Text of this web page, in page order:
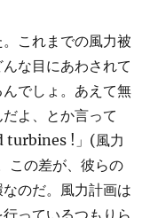
これまでの風力被
な目にあわされて
でしょ。あえて無
よ、とか言って
turbines !」(風力
この差が、彼らの
のだ。風力計画は
っているつもりら